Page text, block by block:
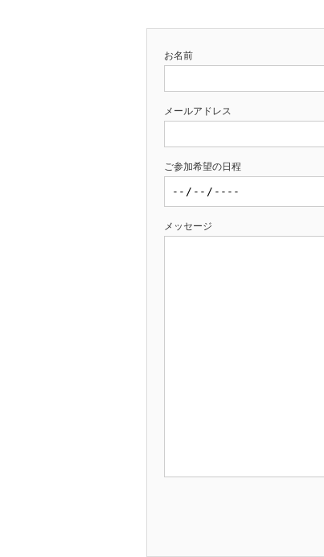
お名前
メールアドレス
ご参加希望の日程
メッセージ